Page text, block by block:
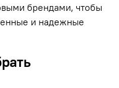
брендами, чтобы
и надежные